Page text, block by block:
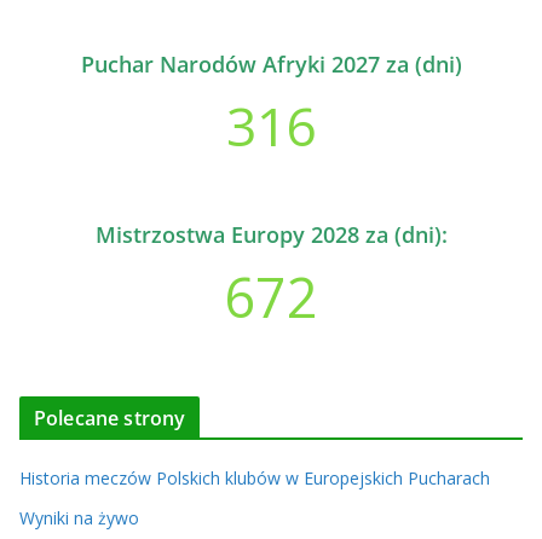
Puchar Narodów Afryki 2027 za (dni)
316
Mistrzostwa Europy 2028 za (dni):
672
Polecane strony
Historia meczów Polskich klubów w Europejskich Pucharach
Wyniki na żywo